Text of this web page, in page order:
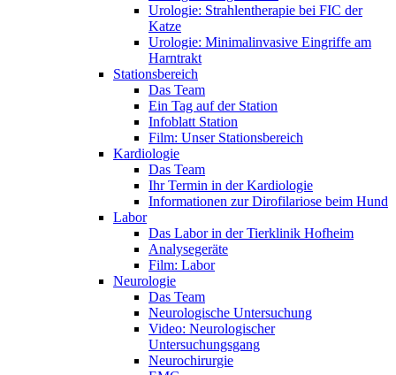
Urologie: Strahlentherapie bei FIC der
Katze
Urologie: Minimalinvasive Eingriffe am
Harntrakt
Stationsbereich
Das Team
Ein Tag auf der Station
Infoblatt Station
Film: Unser Stationsbereich
Kardiologie
Das Team
Ihr Termin in der Kardiologie
Informationen zur Dirofilariose beim Hund
Labor
Das Labor in der Tierklinik Hofheim
Analysegeräte
Film: Labor
Neurologie
Das Team
Neurologische Untersuchung
Video: Neurologischer
Untersuchungsgang
Neurochirurgie